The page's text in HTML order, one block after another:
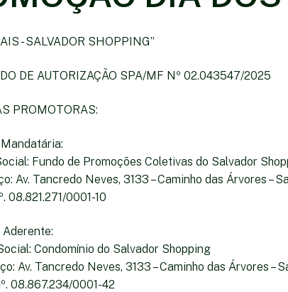
- SALVADOR SHOPPING”
DE AUTORIZAÇÃO SPA/MF Nº 02.043547/2025
PROMOTORAS:
Mandatária:
Fundo de Promoções Coletivas do Salvador
Av. Tancredo Neves, 3133 – Caminho das Árvores –
08.821.271/0001-10
Aderente:
Condomínio do Salvador Shopping
Av. Tancredo Neves, 3133 – Caminho das Árvores –
08.867.234/0001-42